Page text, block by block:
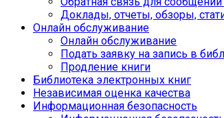
Доклады, отчеты, обзоры,
Онлайн обслуживание
Онлайн обслуживание
Подать заявку на запись в
Продление книги
Библиотека электронных книг
Независимая оценка качества
Информационная безопасность